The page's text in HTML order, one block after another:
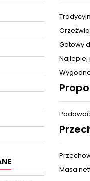
Gotowy
Najlepiej
Masa